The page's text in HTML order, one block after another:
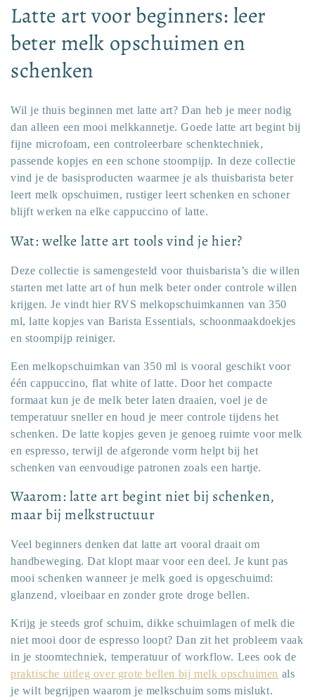
C
o
l
e
c
t
i
e
:
Latte art voor beginners: leer
beter melk opschuimen en
schenken
Wil je thuis beginnen met latte art? Dan heb je meer nodig
dan alleen een mooi melkkannetje. Goede latte art begint bij
fijne microfoam, een controleerbare schenktechniek,
passende kopjes en een schone stoompijp. In deze collectie
vind je de basisproducten waarmee je als thuisbarista beter
leert melk opschuimen, rustiger leert schenken en schoner
blijft werken na elke cappuccino of latte.
Wat: welke latte art tools vind je hier?
Deze collectie is samengesteld voor thuisbarista’s die willen
starten met latte art of hun melk beter onder controle willen
krijgen. Je vindt hier RVS melkopschuimkannen van 350
ml, latte kopjes van Barista Essentials, schoonmaakdoekjes
en stoompijp reiniger.
Een melkopschuimkan van 350 ml is vooral geschikt voor
één cappuccino, flat white of latte. Door het compacte
formaat kun je de melk beter laten draaien, voel je de
temperatuur sneller en houd je meer controle tijdens het
schenken. De latte kopjes geven je genoeg ruimte voor melk
en espresso, terwijl de afgeronde vorm helpt bij het
schenken van eenvoudige patronen zoals een hartje.
Waarom: latte art begint niet bij schenken,
maar bij melkstructuur
Veel beginners denken dat latte art vooral draait om
handbeweging. Dat klopt maar voor een deel. Je kunt pas
mooi schenken wanneer je melk goed is opgeschuimd:
glanzend, vloeibaar en zonder grote droge bellen.
Krijg je steeds grof schuim, dikke schuimlagen of melk die
niet mooi door de espresso loopt? Dan zit het probleem vaak
in je stoomtechniek, temperatuur of workflow. Lees ook de
praktische uitleg over grote bellen bij melk opschuimen als
je wilt begrijpen waarom je melkschuim soms mislukt.